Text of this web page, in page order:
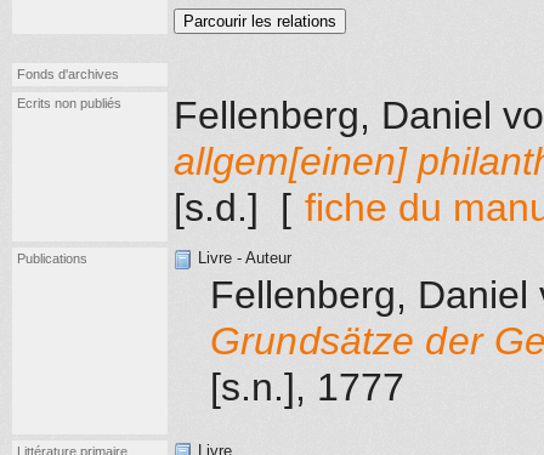
Parcourir les relations
Fonds d'archives
Ecrits non publiés
Fellenberg, Daniel
allgem[einen]
[s.d.] [ fiche du
Publications Livre - Auteur
Fellenberg, Daniel
Grundsätze der
[s.n.], 1777
Littérature primaire Livre